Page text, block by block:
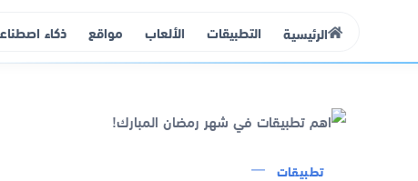
الرئيسية التطبيقات الألعاب مواقع ذكاء
تطبيقات